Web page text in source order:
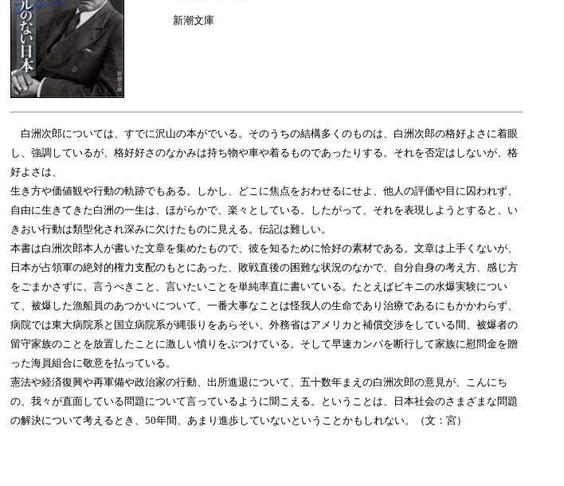
新潮文庫
白洲次郎については、すでに沢山の本がでいる。そのうちの結構多くのものは、白洲次郎の格好よさに着眼
し、強調しているが、格好好さのなかみは持ち物や車や着るものであったりする。それを否定はしないが、格
好よさは、
生き方や価値観や行動の軌跡でもある。しかし、どこに焦点をおわせるにせよ、他人の評価や目に囚われず、
自由に生きてきた白洲の一生は、ほがらかで、楽々としている。したがって、それを表現しようとすると、い
きおい行動は類型化され深みに欠けたものに見える。伝記は難しい。
本書は白洲次郎本人が書いた文章を集めたもので、彼を知るために恰好の素材である。文章は上手くないが、
日本が占領軍の絶対的権力支配のもとにあった、敗戦直後の困難な状況のなかで、自分自身の考え方、感じ方
をごまかさずに、言うべきこと、言いたいことを単純率直に書いている。たとえばビキニの水爆実験につい
て、被爆した漁船員のあつかいについて、一番大事なことは怪我人の生命であり治療であるにもかかわらず、
病院では東大病院系と国立病院系が縄張りをあらそい、外務省はアメリカと補償交渉をしている間、被爆者の
留守家族のことを放置したことに激しい憤りをぶつけている。そして早速カンパを断行して家族に慰問金を贈
った海員組合に敬意を払っている。
憲法や経済復興や再軍備や政治家の行動、出所進退について、五十数年まえの白洲次郎の意見が、こんにち
の、我々が直面している問題について言っているように聞こえる。ということは、日本社会のさまざまな問題
の解決について考えるとき、50年間、あまり進歩していないということかもしれない。（文：宮）